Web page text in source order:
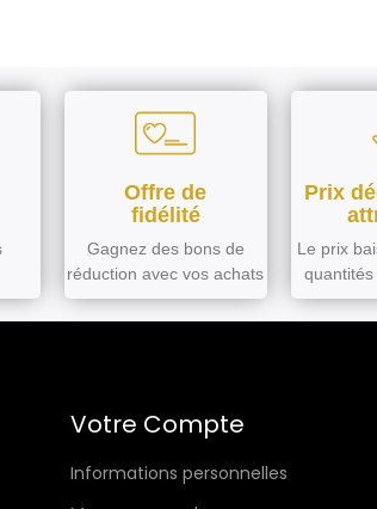
Offre de
fidélité
Gagnez des bons de
réduction avec vos achats
Prix
Le prix
Votre Compte
Informations personnelles